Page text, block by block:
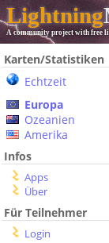
Lightning
A community project with free
Karten/Statistiken
Echtzeit
Europa
Ozeanien
Amerika
Infos
Apps
Über
Für Teilnehmer
Login